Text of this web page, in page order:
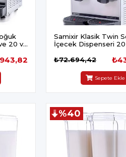
20 ve
Samixir Klasik Twin
İçecek Dispenseri
₺72.694,42
Sepete Ekle
%40